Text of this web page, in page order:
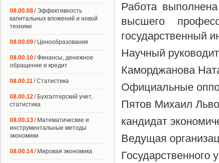
Работа
высшего
государственный
Научный
Каморджанова
Официальные
Пятов Михаил
кандидат
Ведущая
08.00.08/ Эффективность
капитальных вложений и новой
техники
08.00.09/ Ценообразование
08.00.10/ Финансы, денежное
обращение и кредит
08.00.11/ Статистика
08.00.12/ Бухгалтерский учет,
статистика
08.00.13/ Математические и
инструментальные методы
экономики
08.00.14/ Мировая экономика